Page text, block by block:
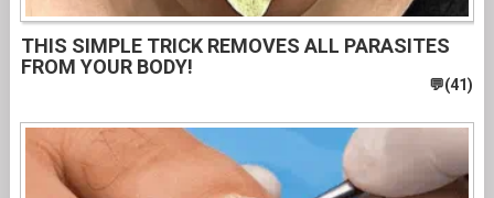
THIS SIMPLE TRICK REMOVES ALL PARASITES
FROM YOUR BODY!